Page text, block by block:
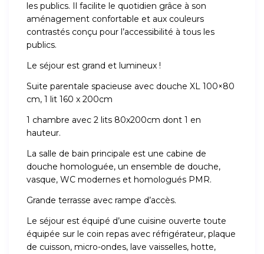
les publics. Il facilite le quotidien grâce à son
aménagement confortable et aux couleurs
contrastés conçu pour l’accessibilité à tous les
publics.
Le séjour est grand et lumineux !
Suite parentale spacieuse avec douche XL 100×80
cm, 1 lit 160 x 200cm
1 chambre avec 2 lits 80x200cm dont 1 en
hauteur.
La salle de bain principale est une cabine de
douche homologuée, un ensemble de douche,
vasque, WC modernes et homologués PMR.
Grande terrasse avec rampe d’accès.
Le séjour est équipé d’une cuisine ouverte toute
équipée sur le coin repas avec réfrigérateur, plaque
de cuisson, micro-ondes, lave vaisselles, hotte,